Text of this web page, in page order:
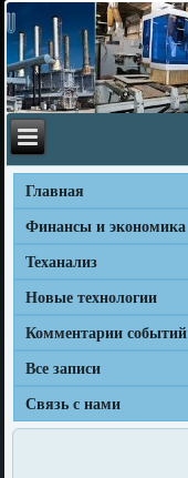
Главная
Финансы и экономика
Теханализ
Новые технологии
Комментарии событий
Все записи
Связь с нами